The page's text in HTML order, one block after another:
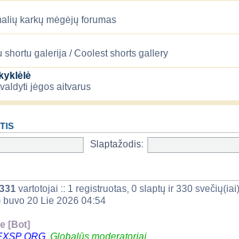
karkų mėgėjų forumas
shortu galerija / Coolest shorts gallery
jėgos aitvarus
Slaptažodis:
331 vartotojai :: 1 registruotas, 0 slaptų ir 330
buvo 20 Lie 2026 04:54
[Bot]
ORG Globalūs moderatoriai